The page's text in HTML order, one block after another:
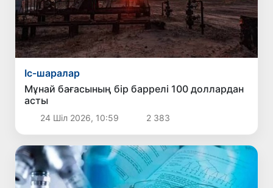
Іс-шаралар
Мұнай бағасының бір баррелі 100 доллардан
асты
24 Шіл 2026, 10:59 2 383